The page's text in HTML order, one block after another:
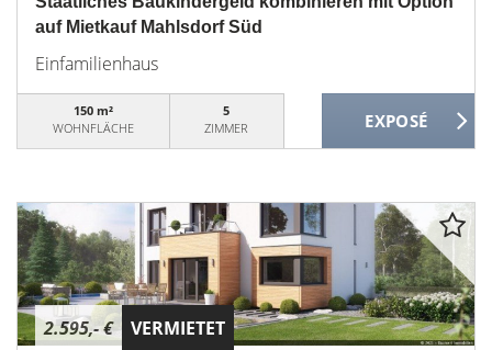
auf Mietkauf Mahlsdorf Süd
Einfamilienhaus
150 m²
WOHNFLÄCHE
5
ZIMMER
2.595,- € VERMIETET